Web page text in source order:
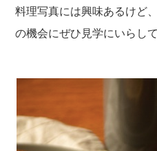
料理写真には興味あるけど
の機会にぜひ見学にいらし